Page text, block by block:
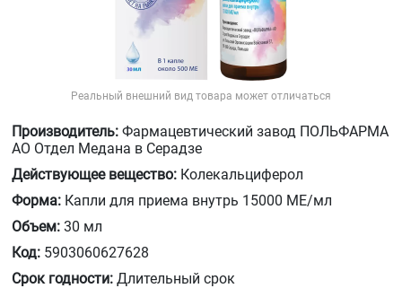
Реальный внешний вид товара может отличаться
Производитель: Фармацевтический завод ПОЛЬФАРМА
АО Отдел Медана в Серадзе
Действующее вещество: Колекальциферол
Форма: Капли для приема внутрь 15000 МЕ/мл
Объем: 30 мл
Код: 5903060627628
Срок годности: Длительный срок